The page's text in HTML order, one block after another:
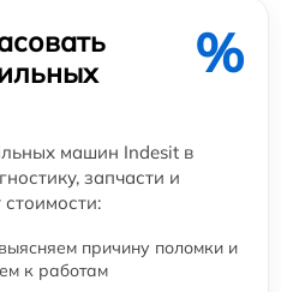
%
машин Indesit в
запчасти и
причину поломки и
к работам